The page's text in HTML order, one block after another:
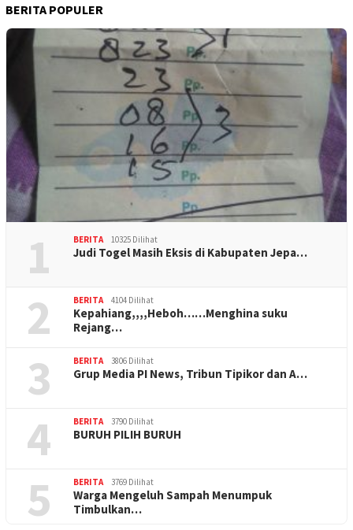
BERITA POPULER
1 BERITA 10325 Dilihat
Judi Togel Masih Eksis di Kabupaten Jepa…
2 BERITA 4104 Dilihat
Kepahiang,,,,Heboh……Menghina suku
Rejang…
3 BERITA 3806 Dilihat
Grup Media PI News, Tribun Tipikor dan A…
4 BERITA 3790 Dilihat
BURUH PILIH BURUH
5 BERITA 3769 Dilihat
Warga Mengeluh Sampah Menumpuk
Timbulkan…